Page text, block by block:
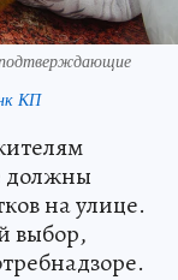
КП
должны
на улице.
выбор,